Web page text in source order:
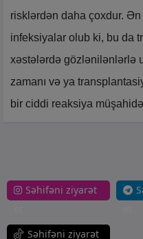
risklərdən daha çoxdur.
infeksiyalar olub ki, bu da
xəstələrdə gözlənilənlərlə
zamanı və ya
bir ciddi reaksiya
Səhifəni ziyarət
Səhifəni ziyarət